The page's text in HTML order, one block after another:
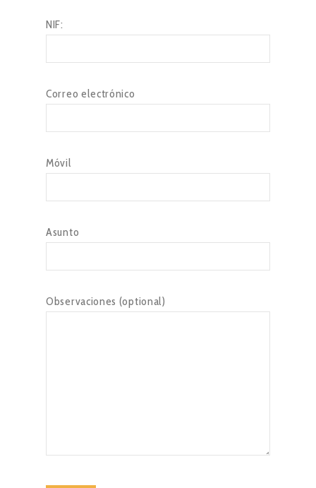
NIF:
Correo electrónico
Móvil
Asunto
Observaciones (optional)